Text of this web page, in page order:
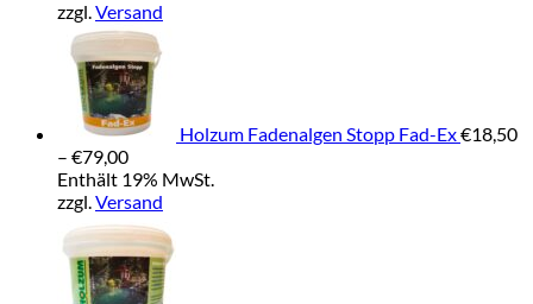
zzgl.Versand
Holzum Fadenalgen Stopp Fad-Ex€18,50
– €79,00Preisspanne:
€18,50
bis
€79,00
Enthält 19% MwSt.
zzgl.Versand